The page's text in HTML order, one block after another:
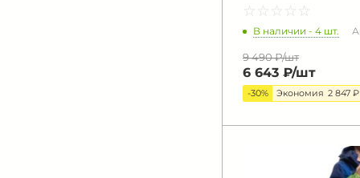
☆ ☆ ☆ ☆ ☆
★ ★ ★ ★ ★
В наличии - 4 шт.
9 490 ₽/шт
6 643 ₽/шт
-30% Экономия 2 847 ₽